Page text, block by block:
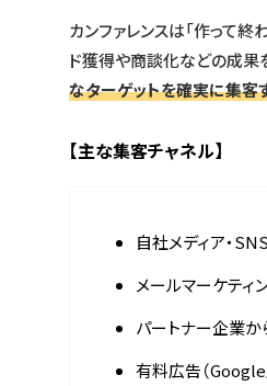
カンファレンスは「作って終
ド獲得や商談化などの成果
なターゲットを確実に集客
【主な集客チャネル】
自社メディア・
メールマーケティ
パートナー企業か
有料広告（